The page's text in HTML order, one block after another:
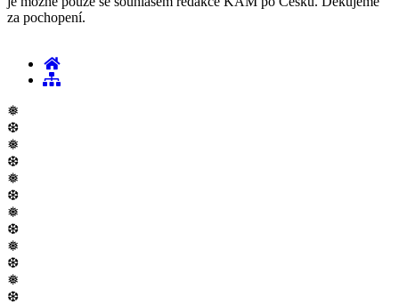
za pochopení.
❅
❆
❅
❆
❅
❆
❅
❆
❅
❆
❅
❆